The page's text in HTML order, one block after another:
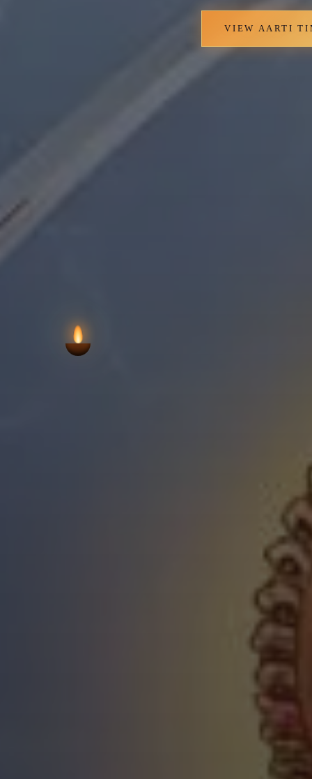
की रक्षक के रूप में पूजा जाता है। यह
करता है, और अपने आवासीय पड़ोस में
धार्मिक परिदृश्य में मंदिर की प्रमुखता
योगदान देते हैं। यह पवित्र स्थान